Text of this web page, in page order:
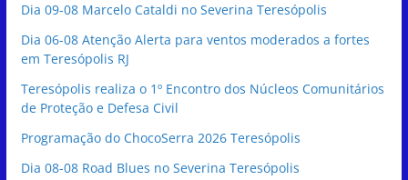
Dia 09-08 Marcelo Cataldi no Severina Teresópolis
Dia 06-08 Atenção Alerta para ventos moderados a fortes
em Teresópolis RJ
Teresópolis realiza o 1º Encontro dos Núcleos Comunitários
de Proteção e Defesa Civil
Programação do ChocoSerra 2026 Teresópolis
Dia 08-08 Road Blues no Severina Teresópolis